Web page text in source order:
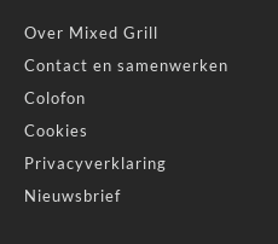
Over Mixed Grill
Contact en samenwerken
Colofon
Cookies
Privacyverklaring
Nieuwsbrief